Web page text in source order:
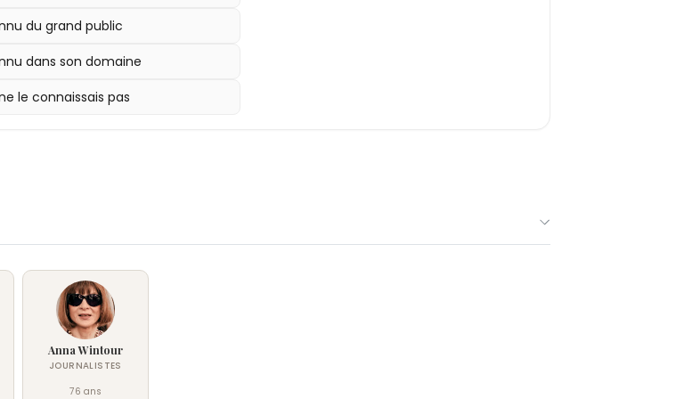
du grand public
dans son domaine
le connaissais pas
Anna Wintour
JOURNALISTES
76 ans